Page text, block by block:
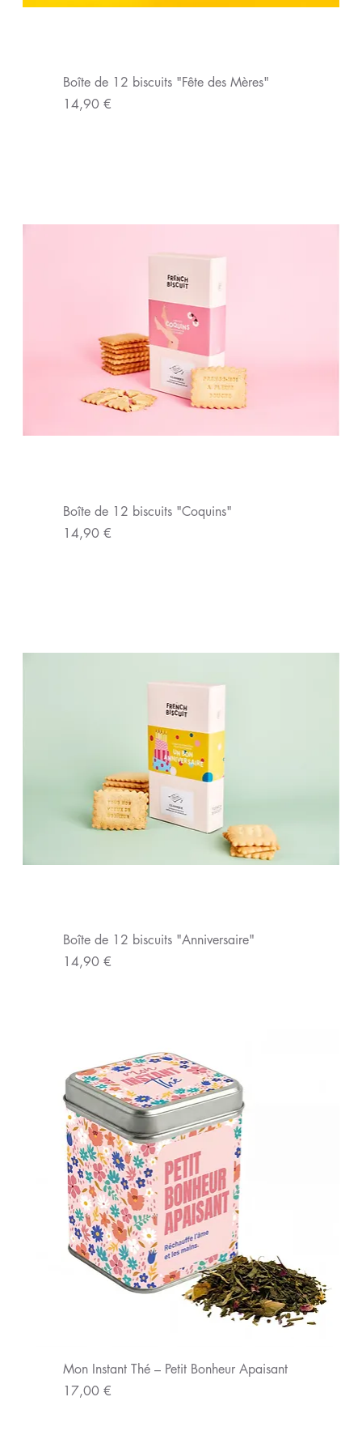
Boîte de 12 biscuits "Fête des Mères"
Prix
14,90 €
Boîte de 12 biscuits "Coquins"
Prix
14,90 €
Boîte de 12 biscuits "Anniversaire"
Prix
14,90 €
Mon Instant Thé – Petit Bonheur Apaisant
Prix
17,00 €